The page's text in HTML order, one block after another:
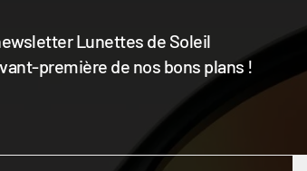
Lunettes de Soleil
première de nos bons plans !